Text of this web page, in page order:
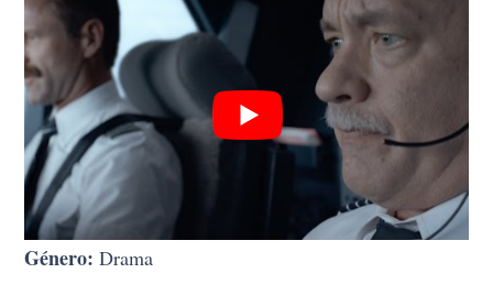
Género: Drama